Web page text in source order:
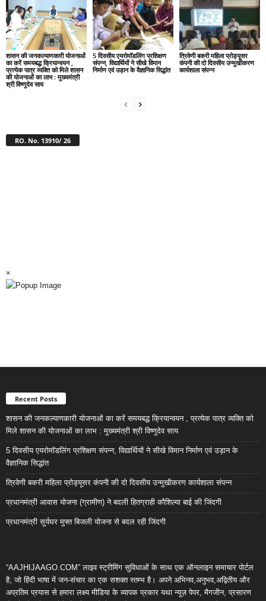
शासन की जनकल्याणकारी योजनाओं
का करें समयबद्ध क्रियान्वयन ,
प्रत्येक पात्र व्यक्ति को मिले शासन
की योजनाओं का लाभ : मुख्यमंत्री
श्री विष्णुदेव साय
5 दिवसीय एयरोमॉडलिंग प्रशिक्षण
संपन्न, विद्यार्थियों ने सीखे विमान
निर्माण एवं उड़ान के वैज्ञानिक सिद्धांत
त्रिवेणी बकरी महिला प्रोड्यूसर
कंपनी की दो दिवसीय उन्मुखीकरण
कार्यशाला संपन्न
RO. No. 13910/ 26
×
Recent Posts
शासन की जनकल्याणकारी योजनाओं का करें समयबद्ध क्रियान्वयन , प्रत्येक पात्र व्यक्ति को
मिले शासन की योजनाओं का लाभ : मुख्यमंत्री श्री विष्णुदेव साय
5 दिवसीय एयरोमॉडलिंग प्रशिक्षण संपन्न, विद्यार्थियों ने सीखे विमान निर्माण एवं उड़ान के
वैज्ञानिक सिद्धांत
त्रिवेणी बकरी महिला प्रोड्यूसर कंपनी की दो दिवसीय उन्मुखीकरण कार्यशाला संपन्न
प्रधानमंत्री आवास योजना (ग्रामीण) ने बदली हितग्राही कौशिल्या बाई की जिंदगी
प्रधानमंत्री सूर्यघर मुफ्त बिजली योजना से बदल रही जिंदगी
“AAJHIJAAGO.COM” लाइव स्ट्रीमिंग सुविधाओं के साथ एक ऑनलाइन समाचार पोर्टल
है, जो हिंदी भाषा में जन-संचार का एक सशक्त स्तम्भ है। अपने अभिनव,अनुभव,अद्वितीय और
अप्रतिम प्रयास से हमारा लक्ष्य मीडिया के व्यापक प्रकार यथा न्यूज़ पेपर, मैगजीन, प्रसारण